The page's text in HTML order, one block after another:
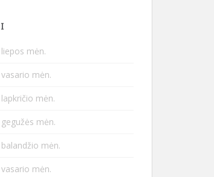
mėn.
mėn.
mėn.
mėn.
mėn.
mėn.